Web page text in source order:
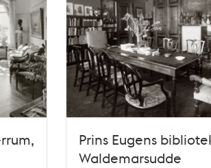
Prins Eugens
Waldemarsudde